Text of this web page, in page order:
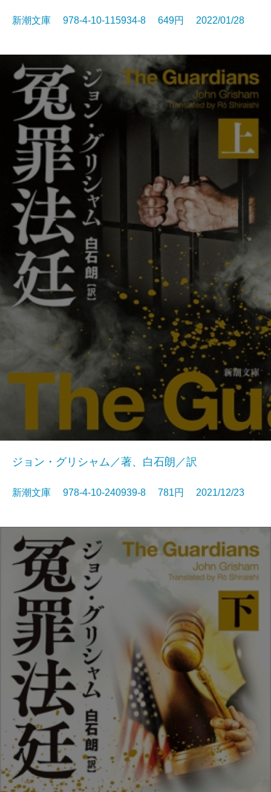
新潮文庫 978-4-10-115934-8 649円 2022/01/28
ジョン・グリシャム／著、白石朗／訳
新潮文庫 978-4-10-240939-8 781円 2021/12/23